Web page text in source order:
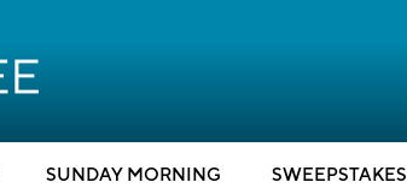
SUNDAY MORNING SWEEPSTAKES